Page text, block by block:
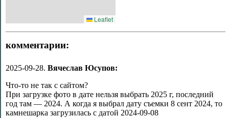
Leaflet
комментарии:
2025-09-28. Вячеслав Юсупов:
Что-то не так с сайтом?
При загрузке фото в дате нельзя выбрать 2025 г, последний
год там — 2024. А когда я выбрал дату съемки 8 сент 2024, то
камнешарка загрузилась с датой 2024-09-08